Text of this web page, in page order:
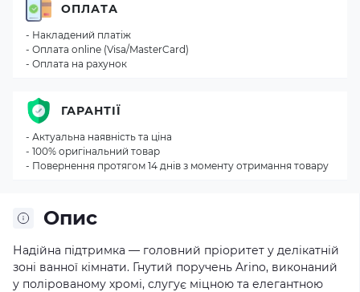
Опис
Надійна підтримка — головний пріоритет у делікатній
зоні ванної кімнати. Гнутий поручень Arino, виконаний
у полірованому хромі, слугує міцною та елегантною
ОПЛАТА
- Накладений платіж
- Оплата online (Visa/MasterCard)
- Оплата на рахунок
ГАРАНТІЇ
- Актуальна наявність та ціна
- 100% оригінальний товар
- Повернення протягом 14 днів з моменту отримання товару